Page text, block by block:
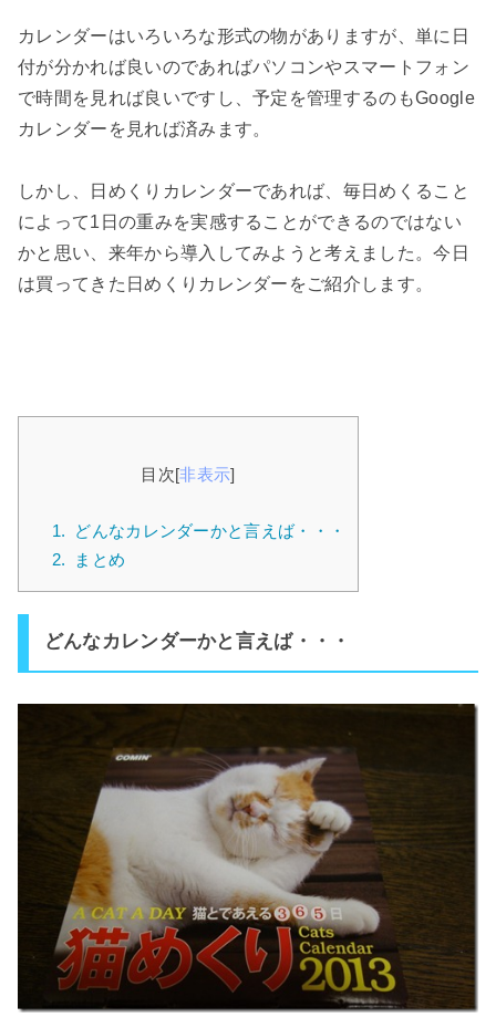
カレンダーはいろいろな形式の物がありますが、単に日
付が分かれば良いのであればパソコンやスマートフォン
で時間を見れば良いですし、予定を管理するのもGoogle
カレンダーを見れば済みます。
しかし、日めくりカレンダーであれば、毎日めくること
によって1日の重みを実感することができるのではない
かと思い、来年から導入してみようと考えました。今日
は買ってきた日めくりカレンダーをご紹介します。
目次[非表示]
1.
どんなカレンダーかと言えば・・・
2.
まとめ
どんなカレンダーかと言えば・・・